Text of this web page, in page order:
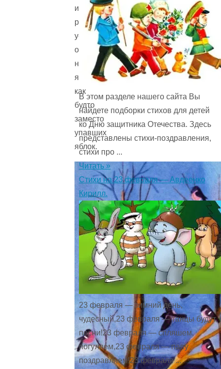
и
румяные,
уселись
они
на
яблонях,
как
будто
заместо
упавших
яблок.
В этом разделе нашего сайта Вы
найдете подборки стихов для детей
ко Дню защитника Отечества. Здесь
представлены стихи-поздравления,
стихи про ...
Читать »
Стихи на 23 февраля — Авдеенко
Кирилл.
23 февраля — зимний день,
чудесный,23 февраля — танцы будут,
песни!23 февраля — спляшем,
погуляем,23 февраля — папу
поздравляем!23 февраля ...